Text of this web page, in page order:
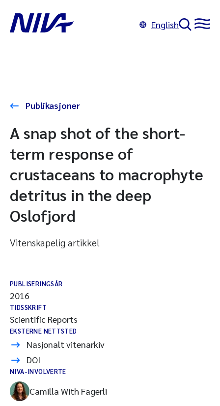
English
Publikasjoner
A snap shot of the short-
term response of
crustaceans to macrophyte
detritus in the deep
Oslofjord
Vitenskapelig artikkel
PUBLISERINGSÅR
2016
TIDSSKRIFT
Scientific Reports
EKSTERNE NETTSTED
Nasjonalt vitenarkiv
DOI
NIVA-INVOLVERTE
Camilla With Fagerli